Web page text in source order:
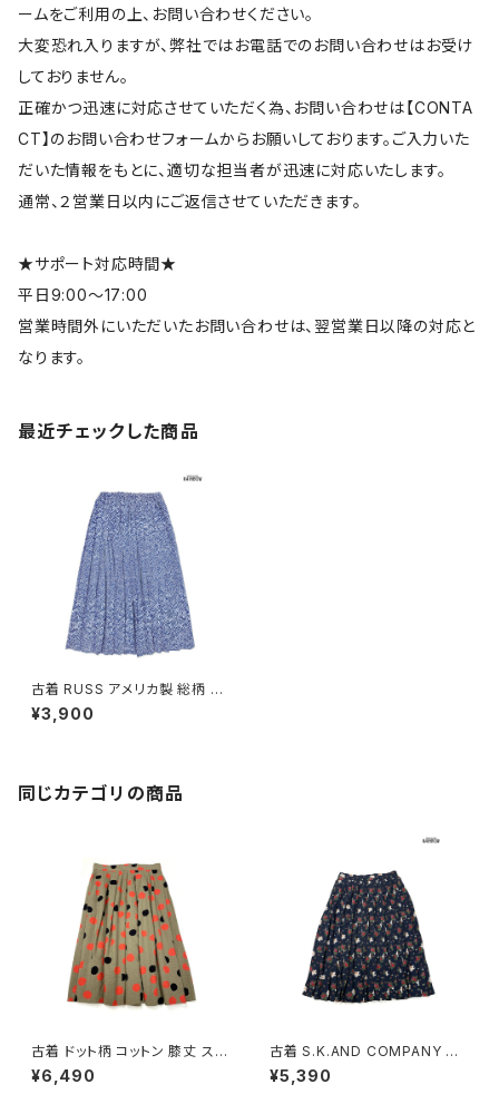
ームをご利用の上、お問い合わせください。
大変恐れ入りますが、弊社ではお電話でのお問い合わせはお受け
しておりません。
正確かつ迅速に対応させていただく為、お問い合わせは【CONTA
CT】のお問い合わせフォームからお願いしております。ご入力いた
だいた情報をもとに、適切な担当者が迅速に対応いたします。
通常、２営業日以内にご返信させていただきます。
★サポート対応時間★
平日9:00～17:00
営業時間外にいただいたお問い合わせは、翌営業日以降の対応と
なります。
最近チェックした商品
古着 RUSS アメリカ製 総柄 膝
丈 プリーツ スカート 紺 (btu24
07025)
¥3,900
同じカテゴリの商品
古着 ドット柄 コットン 膝丈 スカ
ート 茶 (ba2607006)
¥6,490
古着 S.K.AND COMPANY 花
柄 膝丈 プリーツ スカート 紺 (b
tu2604016)
¥5,390